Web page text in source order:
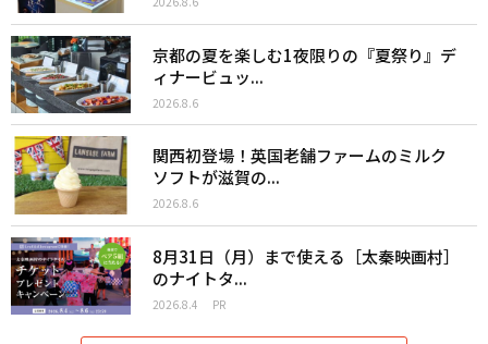
京都の夏を楽しむ1夜限りの『夏祭り』デ
ィナービュッ...
2026.8.6
関西初登場！英国老舗ファームのミルク
ソフトが滋賀の...
2026.8.6
8月31日（月）まで使える［太秦映画村］
のナイトタ...
2026.8.4 PR